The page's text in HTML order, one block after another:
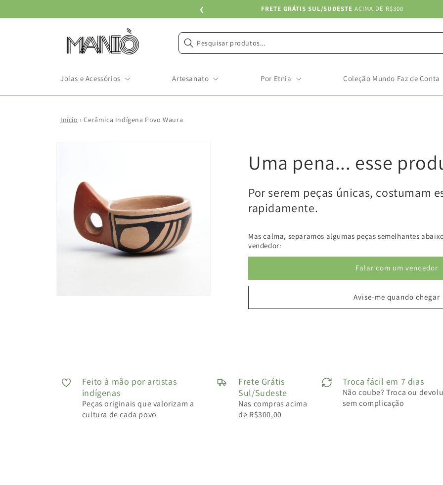
conteúdo
❮ FRETE GRÁTIS SUL/SUDESTE ACIMA DE R$300
Joias e Acessórios Artesanato Por Etnia Coleção Mundo Faz de Conta
Pesquisar produtos...
Início › Cerâmica Indígena Povo Waura
Uma pena... esse
Por serem peças únicas, costumam
rapidamente.
Mas calma, separamos algumas peças semelhantes
vendedor:
Falar com um vendedor
Avise-me quando chegar
Feito à mão por artistas
indígenas
Peças originais que valorizam a
cultura de cada povo
Frete Grátis
Sul/Sudeste
Nas compras acima
de R$300,00
Troca fácil em 7 dias
Não coube? Troca ou
sem complicação